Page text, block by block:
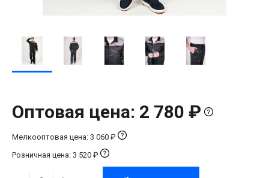
Оптовая цена: 2 780 ₽
Мелкооптовая цена: 3 060 ₽
Розничная цена: 3 520 ₽